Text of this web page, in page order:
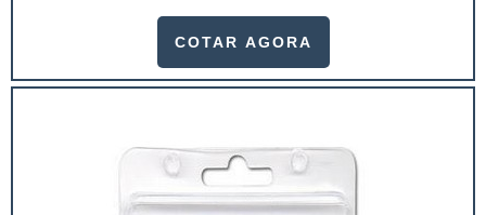
um investimento necessário para quem está no
extremamente competitivo, assim, as embalagens
COTAR AGORA